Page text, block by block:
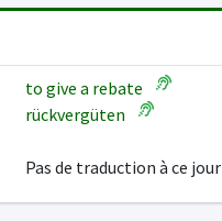
to give a rebate
rückvergüten
Pas de traduction à ce jour